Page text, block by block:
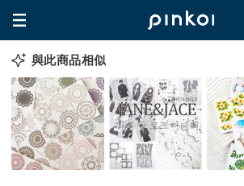
與此商品相似